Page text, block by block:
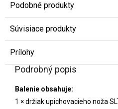
Podobné produkty
Súvisiace produkty
Prílohy
Podrobný popis
Balenie obsahuje:
1 × držiak upichovacieho noža